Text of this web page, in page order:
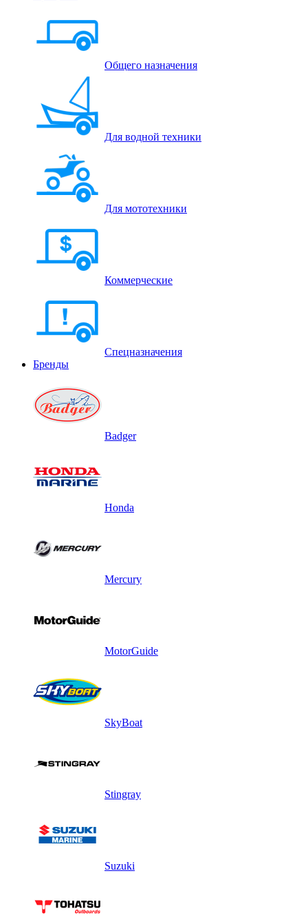
Общего назначения
Для водной техники
Для мототехники
Коммерческие
Спецназначения
Бренды
Badger
Honda
Mercury
MotorGuide
SkyBoat
Stingray
Suzuki